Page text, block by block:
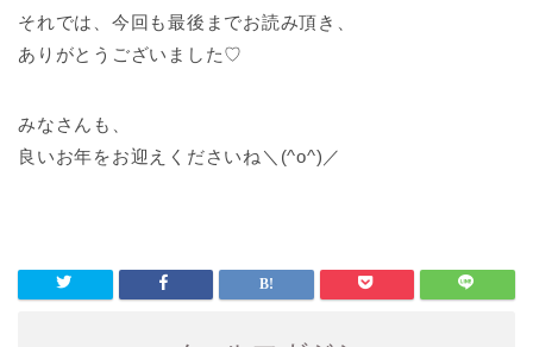
それでは、今回も最後までお読み頂き、
ありがとうございました♡
みなさんも、
良いお年をお迎えくださいね＼(^o^)／